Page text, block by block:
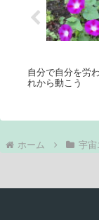
自分で自分を労
れから動こう
ホーム 宇宙